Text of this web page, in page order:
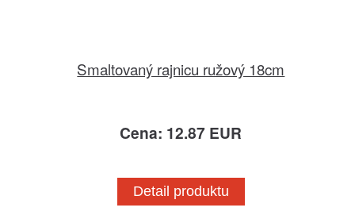
Smaltovaný rajnicu ružový 18cm
Cena: 12.87 EUR
Detail produktu